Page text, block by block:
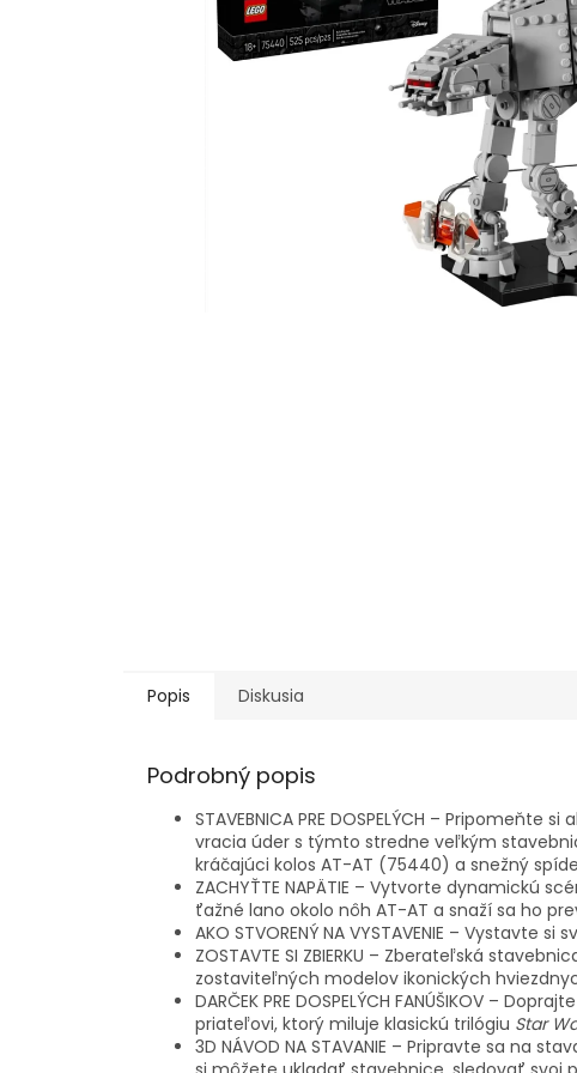
Popis Diskusia
Podrobný popis
STAVEBNICA PRE DOSPELÝCH – Pripomeňte
vracia úder s týmto stredne veľkým
kráčajúci kolos AT-AT (75440) a snežný
ZACHYŤTE NAPÄTIE – Vytvorte dynamickú
ťažné lano okolo nôh AT-AT a snaží sa ho
AKO STVORENÝ NA VYSTAVENIE –
ZOSTAVTE SI ZBIERKU – Zberateľská
zostaviteľných modelov ikonických
DARČEK PRE DOSPELÝCH FANÚŠIKOV –
priateľovi, ktorý miluje klasickú trilógiu Star
3D NÁVOD NA STAVANIE – Pripravte sa na